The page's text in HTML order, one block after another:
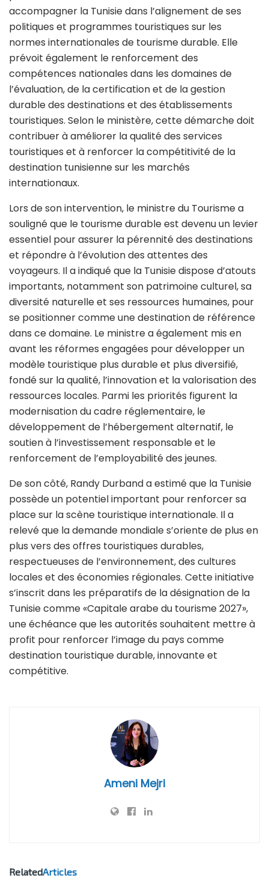
accompagner la Tunisie dans l’alignement de ses
politiques et programmes touristiques sur les
normes internationales de tourisme durable. Elle
prévoit également le renforcement des
compétences nationales dans les domaines de
l’évaluation, de la certification et de la gestion
durable des destinations et des établissements
touristiques. Selon le ministère, cette démarche doit
contribuer à améliorer la qualité des services
touristiques et à renforcer la compétitivité de la
destination tunisienne sur les marchés
internationaux.
Lors de son intervention, le ministre du Tourisme a
souligné que le tourisme durable est devenu un levier
essentiel pour assurer la pérennité des destinations
et répondre à l’évolution des attentes des
voyageurs. Il a indiqué que la Tunisie dispose d’atouts
importants, notamment son patrimoine culturel, sa
diversité naturelle et ses ressources humaines, pour
se positionner comme une destination de référence
dans ce domaine. Le ministre a également mis en
avant les réformes engagées pour développer un
modèle touristique plus durable et plus diversifié,
fondé sur la qualité, l’innovation et la valorisation des
ressources locales. Parmi les priorités figurent la
modernisation du cadre réglementaire, le
développement de l’hébergement alternatif, le
soutien à l’investissement responsable et le
renforcement de l’employabilité des jeunes.
De son côté, Randy Durband a estimé que la Tunisie
possède un potentiel important pour renforcer sa
place sur la scène touristique internationale. Il a
relevé que la demande mondiale s’oriente de plus en
plus vers des offres touristiques durables,
respectueuses de l’environnement, des cultures
locales et des économies régionales. Cette initiative
s’inscrit dans les préparatifs de la désignation de la
Tunisie comme «Capitale arabe du tourisme 2027»,
une échéance que les autorités souhaitent mettre à
profit pour renforcer l’image du pays comme
destination touristique durable, innovante et
compétitive.
Ameni Mejri
RelatedArticles